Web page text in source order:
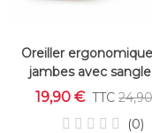
Oreiller
jambes avec
19,90 € TTC
(0)